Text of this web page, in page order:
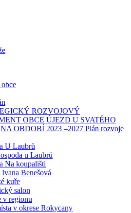
ROZVOJOVÝ
OBCE ÚJEZD U SVATÉHO
OBDOBÍ 2023 –2027 Plán rozvoje
U Laubrů
u Laubrů
Na koupališti
Benešová
kuře
salon
v regionu
v okrese Rokycany